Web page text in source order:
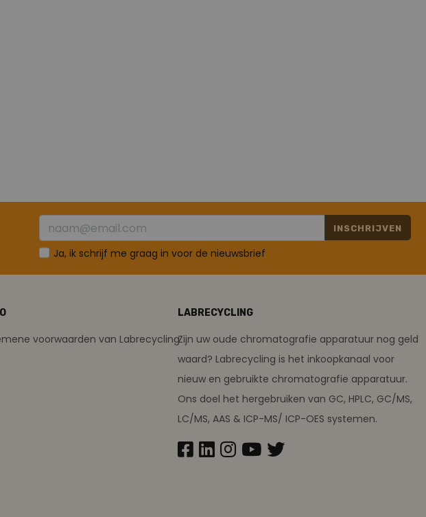
INSCHRIJVEN
Ja, ik schrijf me graag in voor de nieuwsbrief
voorwaarden van Labrecycling
LABRECYCLING
Zijn uw oude chromatografie apparatuur nog geld
waard? Labrecycling is het inkoopkanaal voor
nieuw en gebruikte chromatografie apparatuur.
Ons doel het hergebruiken van GC, HPLC, GC/MS,
LC/MS, AAS & ICP-MS/ ICP-OES systemen.